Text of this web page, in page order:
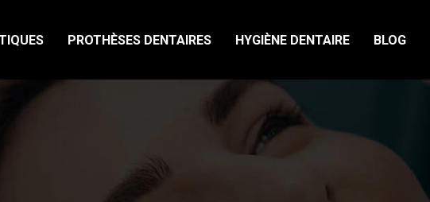
PROTHÈSES DENTAIRES HYGIÈNE DENTAIRE BLOG